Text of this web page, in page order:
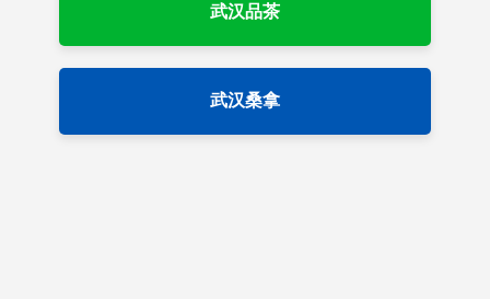
武汉品茶
武汉桑拿